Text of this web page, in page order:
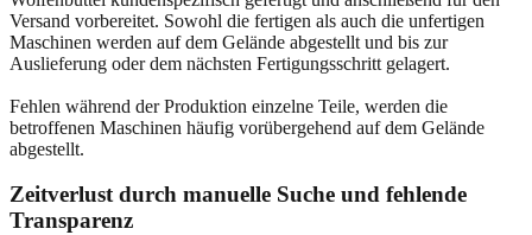
Versand vorbereitet. Sowohl die fertigen als auch die unfertigen
Maschinen werden auf dem Gelände abgestellt und bis zur
Auslieferung oder dem nächsten Fertigungsschritt gelagert.
Fehlen während der Produktion einzelne Teile, werden die
betroffenen Maschinen häufig vorübergehend auf dem Gelände
abgestellt.
Zeitverlust durch manuelle Suche und fehlende
Transparenz